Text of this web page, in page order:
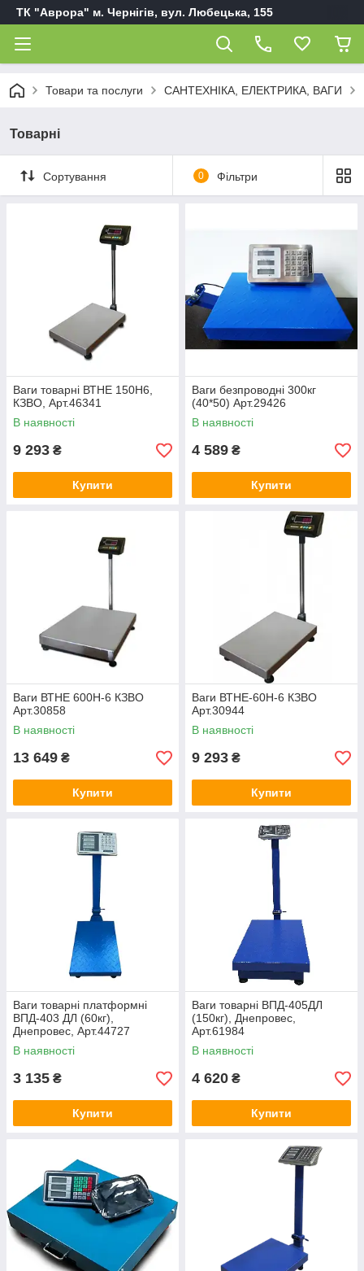
ТК "Аврора" м. Чернігів, вул. Любецька, 155
Товари та послуги САНТЕХНІКА, ЕЛЕКТРИКА, ВАГИ
Товарні
Сортування 0 Фільтри
Ваги товарні ВТНЕ 150Н6,
КЗВО, Арт.46341
В наявності
9 293 ₴
Купити
Ваги безпроводні 300кг
(40*50) Арт.29426
В наявності
4 589 ₴
Купити
Ваги ВТНЕ 600Н-6 КЗВО
Арт.30858
В наявності
13 649 ₴
Купити
Ваги ВТНЕ-60Н-6 КЗВО
Арт.30944
В наявності
9 293 ₴
Купити
Ваги товарні платформні
ВПД-403 ДЛ (60кг),
Днепровес, Арт.44727
В наявності
3 135 ₴
Купити
Ваги товарні ВПД-405ДЛ
(150кг), Днепровес,
Арт.61984
В наявності
4 620 ₴
Купити